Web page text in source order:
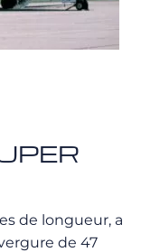
de longueur, a
de 47